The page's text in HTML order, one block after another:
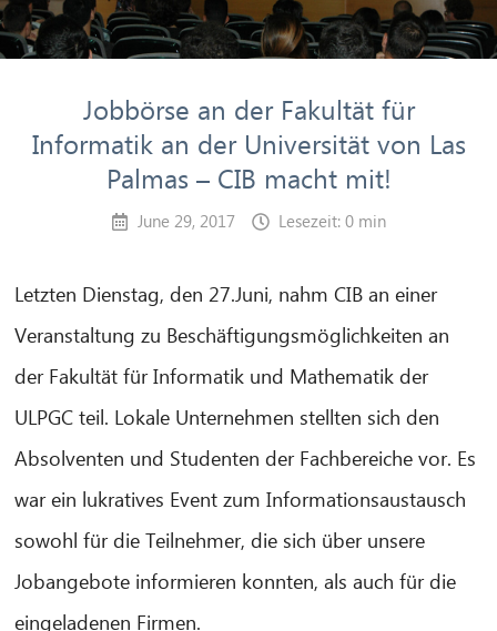
Jobbörse an der Fakultät für
Informatik an der Universität von Las
Palmas – CIB macht mit!
June 29, 2017 Lesezeit: 0 min
Letzten Dienstag, den 27.Juni, nahm CIB an einer
Veranstaltung zu Beschäftigungsmöglichkeiten an
der Fakultät für Informatik und Mathematik der
ULPGC teil. Lokale Unternehmen stellten sich den
Absolventen und Studenten der Fachbereiche vor. Es
war ein lukratives Event zum Informationsaustausch
sowohl für die Teilnehmer, die sich über unsere
Jobangebote informieren konnten, als auch für die
eingeladenen Firmen.
CIB AI ChatBot